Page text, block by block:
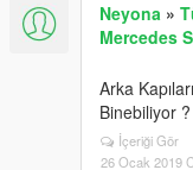
Neyona »
Mercedes
Arka
Binebiliyor ?
İçeriği Gör
26 Ocak 2019